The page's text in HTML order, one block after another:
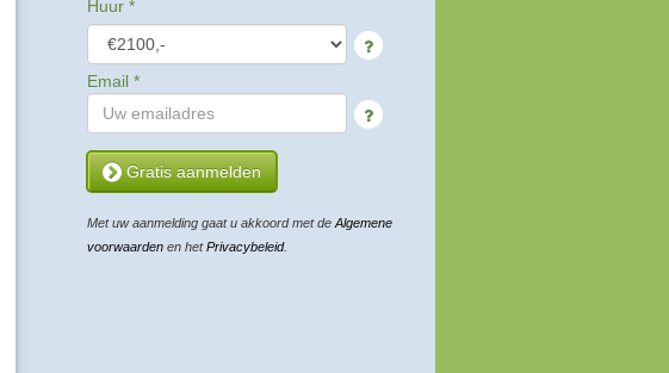
Huur *
Email *
Gratis aanmelden
Met uw aanmelding gaat u akkoord met de Algemene
voorwaarden en hetPrivacybeleid.